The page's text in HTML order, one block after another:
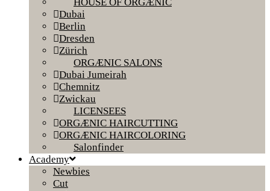
Dubai
Berlin
Dresden
Zürich
ORGÆNIC SALONS
Dubai Jumeirah
Chemnitz
Zwickau
LICENSEES
ORGÆNIC HAIRCUTTING
ORGÆNIC HAIRCOLORING
Salonfinder
Academy
Newbies
Cut